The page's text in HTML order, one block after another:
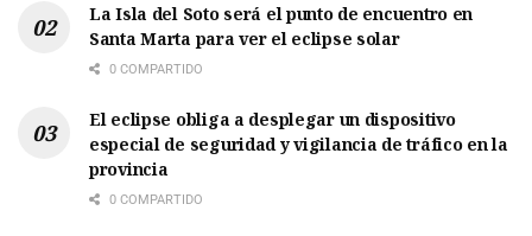
La Isla del Soto será el punto de encuentro en
Santa Marta para ver el eclipse solar
0 COMPARTIDO
El eclipse obliga a desplegar un dispositivo
especial de seguridad y vigilancia de tráfico en la
provincia
0 COMPARTIDO